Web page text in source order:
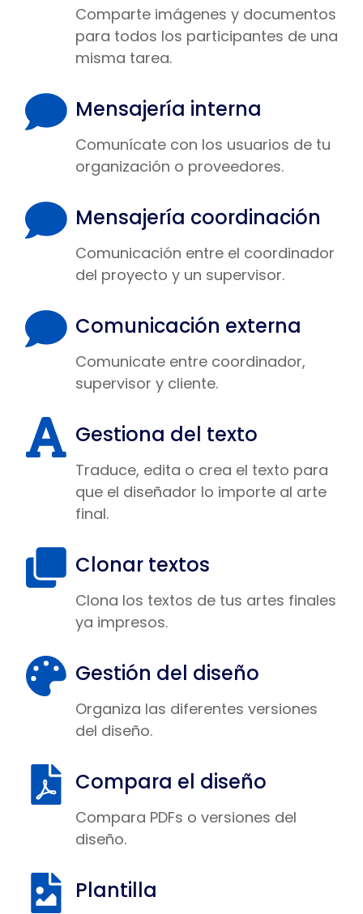
Comparte imágenes y documentos
para todos los participantes de una
misma tarea.
Mensajería interna
Comunícate con los usuarios de tu
organización o proveedores.
Mensajería coordinación
Comunicación entre el coordinador
del proyecto y un supervisor.
Comunicación externa
Comunicate entre coordinador,
supervisor y cliente.
Gestiona del texto
Traduce, edita o crea el texto para
que el diseñador lo importe al arte
final.
Clonar textos
Clona los textos de tus artes finales
ya impresos.
Gestión del diseño
Organiza las diferentes versiones
del diseño.
Compara el diseño
Compara PDFs o versiones del
diseño.
Plantilla